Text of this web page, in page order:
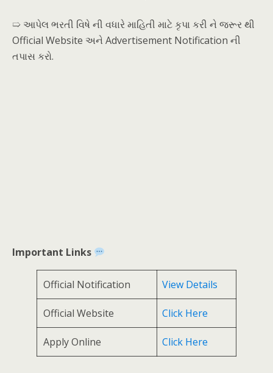
➯ આપેલ ભરતી વિષે ની વધારે માહિતી માટે કૃપા કરી ને જરૂર થી
Official Website અને Advertisement Notification ની
તપાસ કરો.
Important Links
Official Notification View Details
Official Website Click Here
Apply Online Click Here